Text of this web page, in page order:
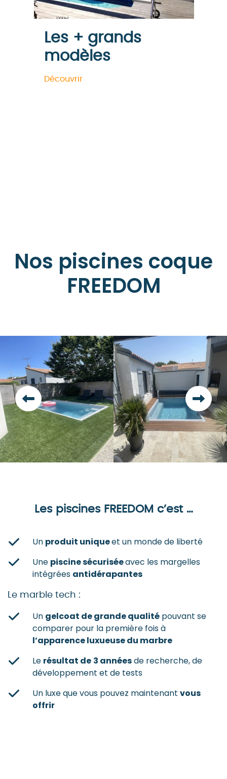
Les + grands
modèles
Découvrir
Nos piscines coque
FREEDOM
Les piscines FREEDOM c’est …
Un produit uniqueet un monde de liberté
Une piscine sécuriséeavec les margelles
intégrées antidérapantes
Le marble tech :
Un gelcoat de grande qualité pouvant se
comparer pour la première fois à
l’apparence luxueuse du marbre
Le résultat de 3 annéesde recherche, de
développement et de tests
Un luxe que vous pouvez maintenant vous
offrir